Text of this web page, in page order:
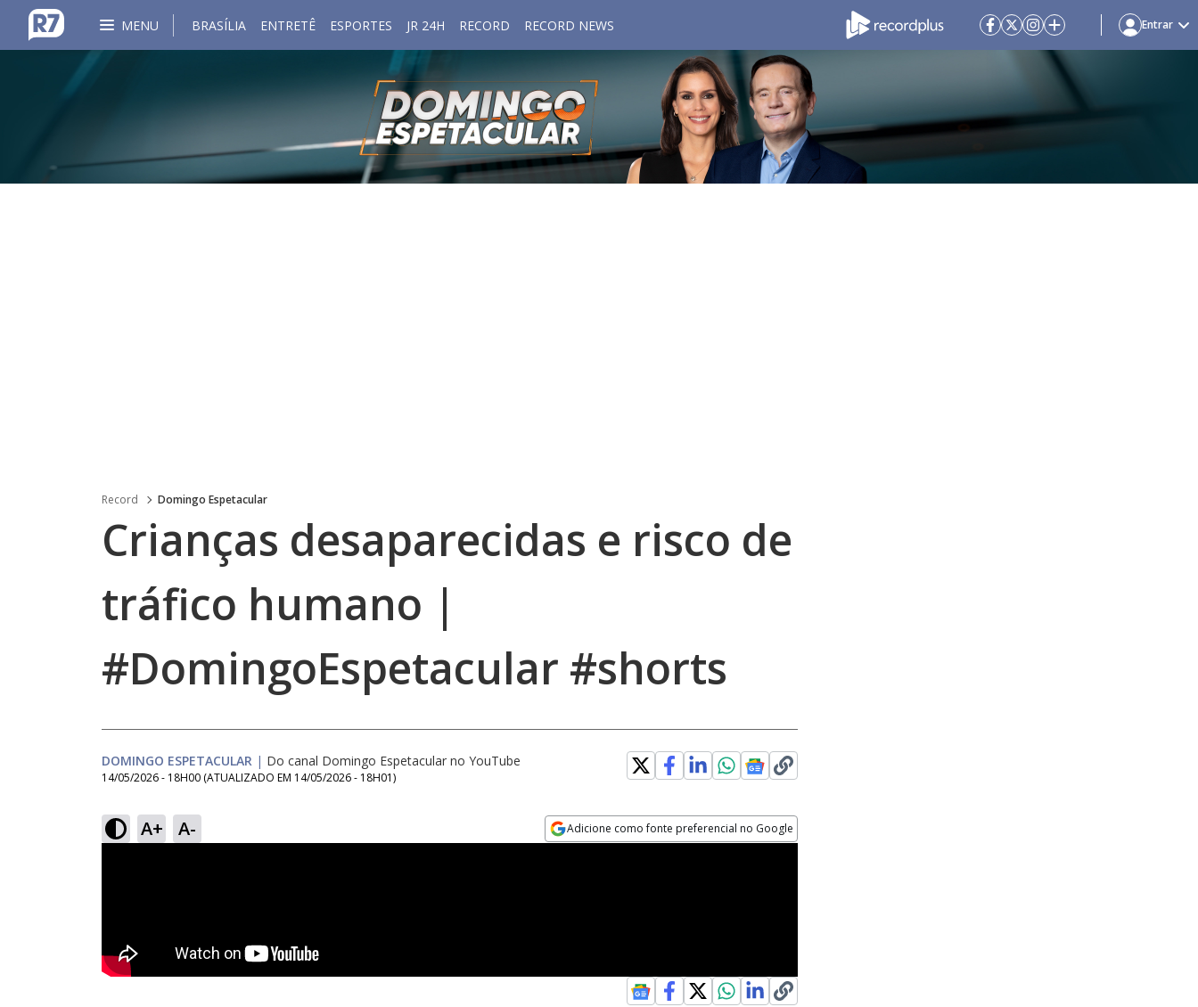
MENU BRASÍLIA ENTRETÊ ESPORTES JR 24H RECORD RECORD NEWS Entrar
Record Domingo Espetacular
Crianças desaparecidas e risco de
tráfico humano |
#DomingoEspetacular #shorts
DOMINGO ESPETACULAR | Do canal Domingo Espetacular no YouTube
14/05/2026 - 18H00 (ATUALIZADO EM 14/05/2026 - 18H01)
A+ A- Adicione como fonte preferencial no Google